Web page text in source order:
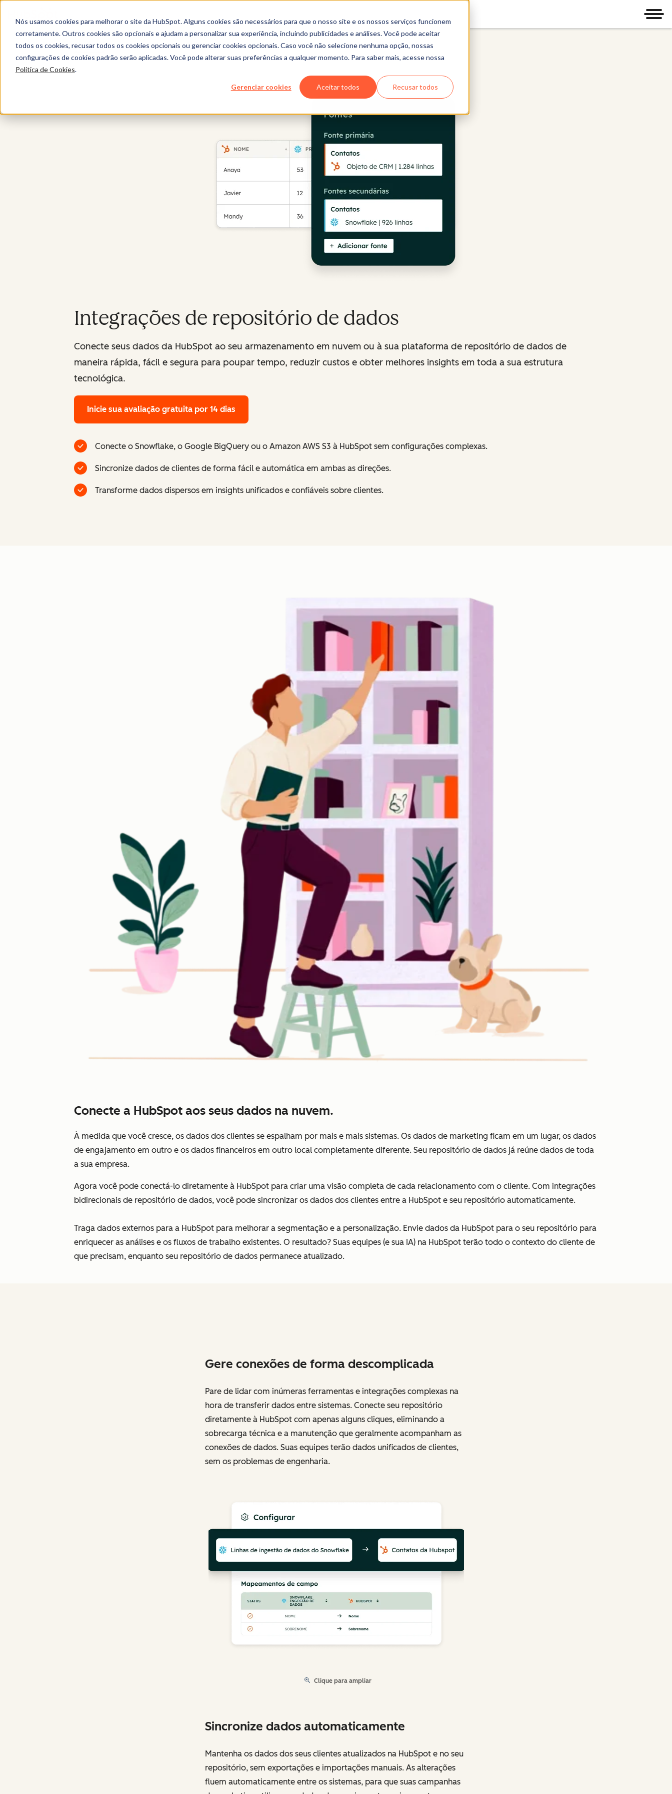
Nós usamos cookies para melhorar o site da HubSpot. Alguns cookies são necessários para que o nosso site e os nossos serviços funcionem
corretamente. Outros cookies são opcionais e ajudam a personalizar sua experiência, incluindo publicidades e análises. Você pode aceitar
todos os cookies, recusar todos os cookies opcionais ou gerenciar cookies opcionais. Caso você não selecione nenhuma opção, nossas
configurações de cookies padrão serão aplicadas. Você pode alterar suas preferências a qualquer momento. Para saber mais, acesse nossa
Política de Cookies.
Gerenciar cookies Aceitar todos Recusar todos
Data Hub
Integrações de repositório de dados
Conecte seus dados da HubSpot ao seu armazenamento em nuvem ou à sua plataforma de repositório de dados de
maneira rápida, fácil e segura para poupar tempo, reduzir custos e obter melhores insights em toda a sua estrutura
tecnológica.
Inicie sua avaliação gratuita por 14 dias
Conecte o Snowflake, o Google BigQuery ou o Amazon AWS S3 à HubSpot sem configurações complexas.
Sincronize dados de clientes de forma fácil e automática em ambas as direções.
Transforme dados dispersos em insights unificados e confiáveis sobre clientes.
Conecte a HubSpot aos seus dados na nuvem.
À medida que você cresce, os dados dos clientes se espalham por mais e mais sistemas. Os dados de marketing ficam em um lugar, os dados
de engajamento em outro e os dados financeiros em outro local completamente diferente. Seu repositório de dados já reúne dados de toda
a sua empresa.
Agora você pode conectá-lo diretamente à HubSpot para criar uma visão completa de cada relacionamento com o cliente. Com integrações
bidirecionais de repositório de dados, você pode sincronizar os dados dos clientes entre a HubSpot e seu repositório automaticamente.
Traga dados externos para a HubSpot para melhorar a segmentação e a personalização. Envie dados da HubSpot para o seu repositório para
enriquecer as análises e os fluxos de trabalho existentes. O resultado? Suas equipes (e sua IA) na HubSpot terão todo o contexto do cliente de
que precisam, enquanto seu repositório de dados permanece atualizado.
Gere conexões de forma descomplicada
Pare de lidar com inúmeras ferramentas e integrações complexas na
hora de transferir dados entre sistemas. Conecte seu repositório
diretamente à HubSpot com apenas alguns cliques, eliminando a
sobrecarga técnica e a manutenção que geralmente acompanham as
conexões de dados. Suas equipes terão dados unificados de clientes,
sem os problemas de engenharia.
Clique para ampliar
Sincronize dados automaticamente
Mantenha os dados dos seus clientes atualizados na HubSpot e no seu
repositório, sem exportações e importações manuais. As alterações
fluem automaticamente entre os sistemas, para que suas campanhas